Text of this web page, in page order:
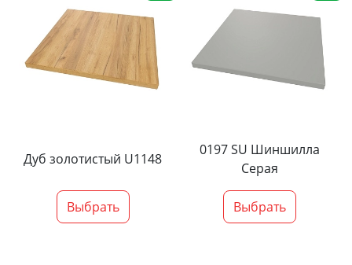
Дуб золотистый U1148
Выбрать
0197 SU Шиншилла
Серая
Выбрать